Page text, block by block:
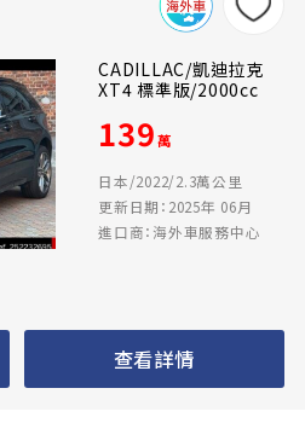
CADILLAC/凱迪拉克
XT4 標準版/2000cc
139萬
日本/2022/2.3萬公里
更新日期：2025年 06月
進口商：海外車服務中心
查看詳情